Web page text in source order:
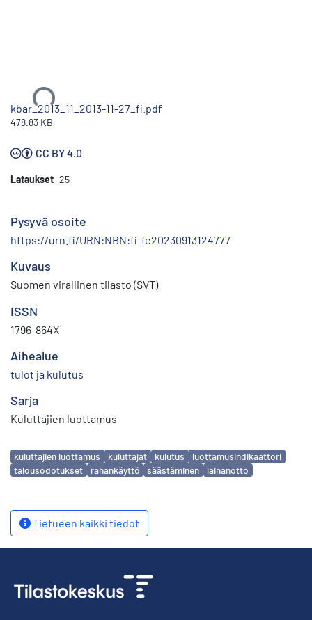
Ladataan...
kbar_2013_11_2013-11-27_fi.pdf
478.83 KB
CC BY 4.0
Lataukset 25
Pysyvä osoite
https://urn.fi/URN:NBN:fi-fe20230913124777
Kuvaus
Suomen virallinen tilasto (SVT)
ISSN
1796-864X
Aihealue
tulot ja kulutus
Sarja
Kuluttajien luottamus
Avainsanat
kuluttajien luottamus kuluttajat kulutus
luottamusindikaattori
talousodotukset
rahankäyttö säästäminen lainanotto
Tietueen kaikki tiedot